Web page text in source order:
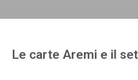
Le carte Aremi e il